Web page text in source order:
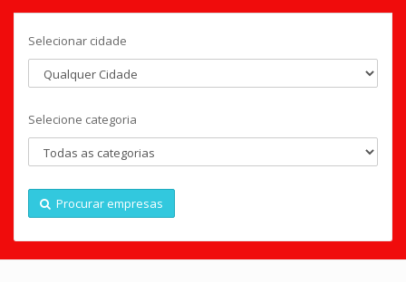
Selecionar cidade
Selecione categoria
Procurar empresas